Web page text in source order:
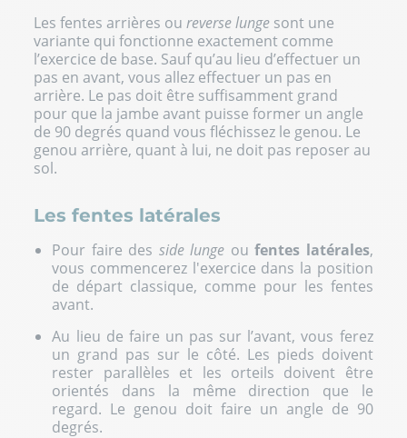
Les fentes arrières oureverse lunge sont une
variante qui fonctionne exactement comme
l’exercice de base. Sauf qu’au lieu d’effectuer un
pas en avant, vous allez effectuer un pas en
arrière. Le pas doit être suffisamment grand
pour que la jambe avant puisse former un angle
de 90 degrés quand vous fléchissez le genou. Le
genou arrière, quant à lui, ne doit pas reposer au
sol.
Les fentes latérales
Pour faire des side lunge oufentes latérales,
vous commencerez l'exercice dans la position
de départ classique, comme pour les fentes
avant.
Au lieu de faire un pas sur l’avant, vous ferez
un grand pas sur le côté. Les pieds doivent
rester parallèles et les orteils doivent être
orientés dans la même direction que le
regard. Le genou doit faire un angle de 90
degrés.